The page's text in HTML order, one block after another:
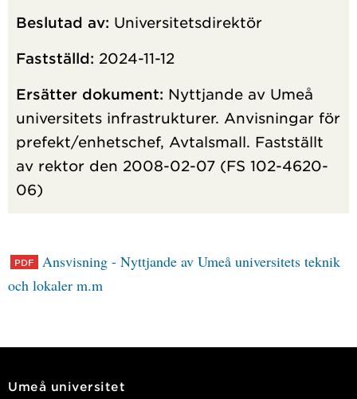
Beslutad av: Universitetsdirektör
Fastställd: 2024-11-12
Ersätter dokument: Nyttjande av Umeå
universitets infrastrukturer. Anvisningar för
prefekt/enhetschef, Avtalsmall. Fastställt
av rektor den 2008-02-07 (FS 102-4620-
06)
Ansvisning - Nyttjande av Umeå universitets teknik
och lokaler m.m
Umeå universitet